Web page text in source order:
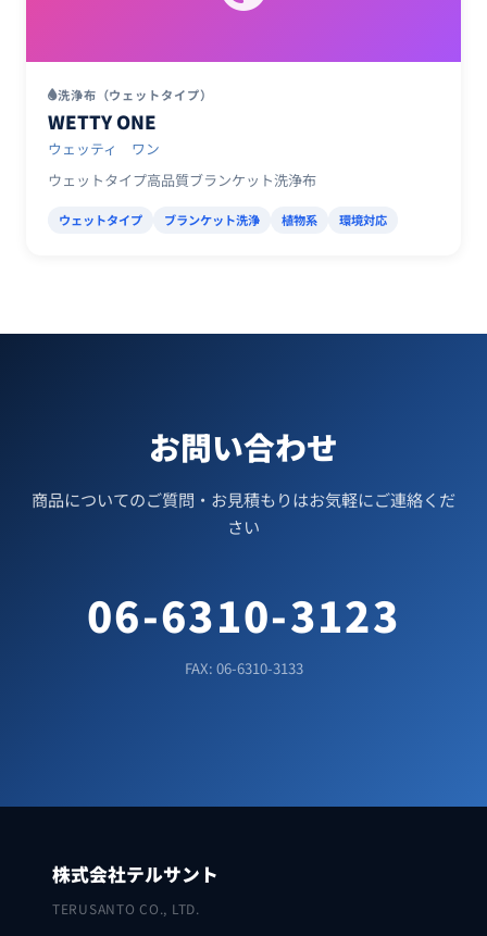
洗浄布（ウェットタイプ）
WETTY ONE
ウェッティ ワン
ウェットタイプ高品質ブランケット洗浄布
ウェットタイプ ブランケット洗浄 植物系 環境対応
お問い合わせ
商品についてのご質問・お見積もりはお気軽にご連絡くだ
さい
06-6310-3123
FAX: 06-6310-3133
株式会社テルサント
TERUSANTO CO., LTD.